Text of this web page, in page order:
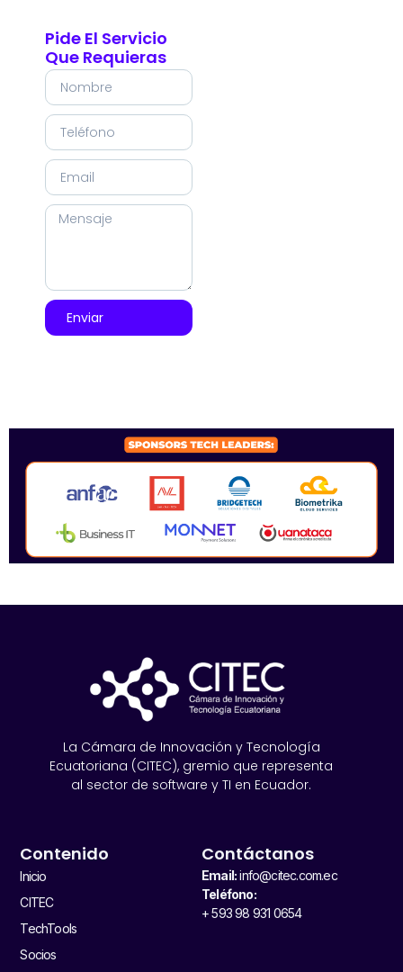
Pide El Servicio
Que Requieras
Enviar
La Cámara de Innovación y Tecnología
Ecuatoriana (CITEC), gremio que representa
al sector de software y TI en Ecuador.
Contenido
Inicio
CITEC
TechTools
Socios
Contáctanos
Email:info@citec.com.ec
Teléfono:
+ 593 98 931 0654